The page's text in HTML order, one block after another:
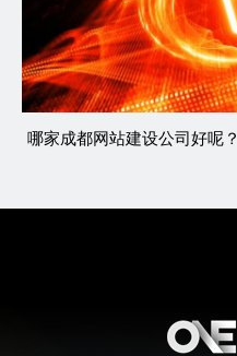
哪家成都网站建设公司好呢？